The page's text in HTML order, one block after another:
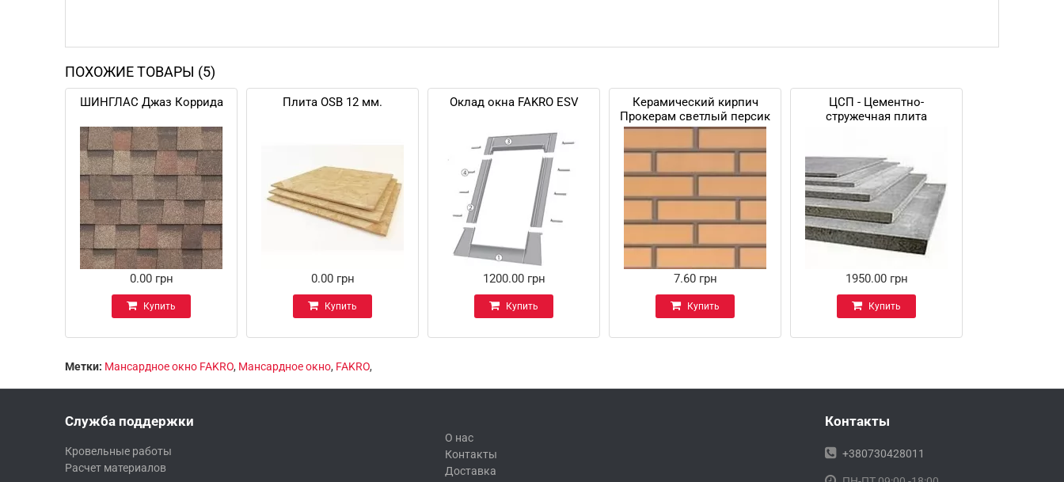
ПОХОЖИЕ ТОВАРЫ (5)
ШИНГЛАС Джаз Коррида
0.00 грн
Купить
Плита OSB 12 мм.
0.00 грн
Купить
Оклад окна FAKRO ESV
1200.00 грн
Купить
Керамический кирпич
Прокерам светлый персик
7.60 грн
Купить
ЦСП - Цементно-
стружечная плита
1950.00 грн
Купить
Метки: Мансардное окно FAKRO, Мансардное окно, FAKRO,
Служба поддержки
Кровельные работы
Расчет материалов
О нас
Контакты
Доставка
Контакты
+380730428011